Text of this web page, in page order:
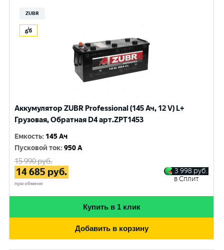
ZUBR
Аккумулятор ZUBR Professional (145 Ач, 12 V) L+
Грузовая, Обратная D4 арт.ZPT1453
Емкость: 145 Ач
Пусковой ток:950 A
15 990руб.
14 685 руб.
при обмене
3 998 руб.
в Сплит
Купить в 1 клик
Добавить в корзину